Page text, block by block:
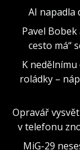
AI napadla
Pavel
cesto má“
K
roládky –
Opravář
v telefonu
MiG-29